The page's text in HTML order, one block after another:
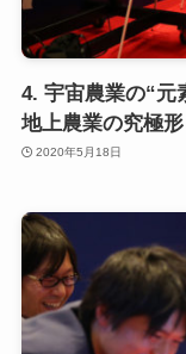
4. 宇宙農業の“元
地上農業の究極形
2020年5月18日